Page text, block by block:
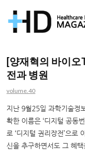
거
[양재혁의 바이오
전과 병원
volume.40
지난 9월25일 과학기술정
확한 이름은 ‘디지털 공동
로 ‘디지털 권리장전’으로
신을 추구하면서도 그 혜